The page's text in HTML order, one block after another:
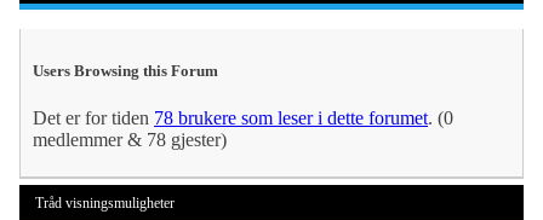
Users Browsing this Forum
Det er for tiden 78 brukere som leser i dette forumet. (0
medlemmer & 78 gjester)
Tråd visningsmuligheter